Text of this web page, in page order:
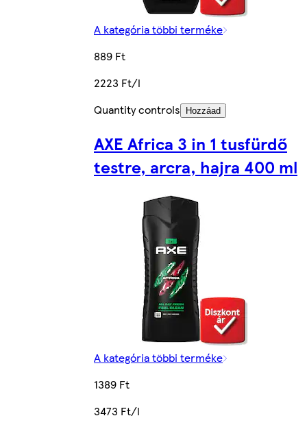
A kategória többi terméke
889 Ft
2223 Ft/l
Quantity controls
Hozzáad
AXE Africa 3 in 1 tusfürdő
testre, arcra, hajra 400 ml
A kategória többi terméke
1389 Ft
3473 Ft/l